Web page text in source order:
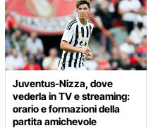
Juventus-Nizza, dove
vederla in TV e streaming:
orario e formazioni della
partita amichevole